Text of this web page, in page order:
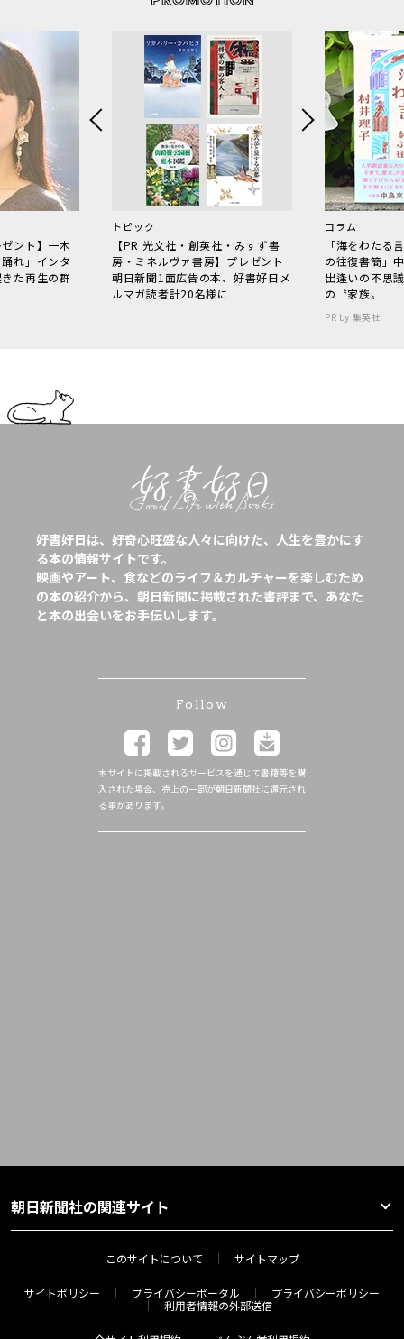
ント】一木
れ」インタ
た再生の群
トピック
【PR 光文社・創英社・みすず書
房・ミネルヴァ書房】プレゼント
朝日新聞1面広告の本、好書好日メ
ルマガ読者計20名様に
コラム
「海をわた
の往復書簡」
出逢いの不思
の〝家族〟
PR by 集英社
好書好日は、好奇心旺盛な人々に向けた、人生を豊かにす
る本の情報サイトです。
映画やアート、食などのライフ＆カルチャーを楽しむため
の本の紹介から、朝日新聞に掲載された書評まで、あなた
と本の出会いをお手伝いします。
Follow
本サイトに掲載されるサービスを通じて書籍等を購
入された場合、売上の一部が朝日新聞社に還元され
る事があります。
朝日新聞社の関連サイト
このサイトについて サイトマップ
サイトポリシー プライバシーポータル
プライバシーポリシー
利用者情報の外部送信